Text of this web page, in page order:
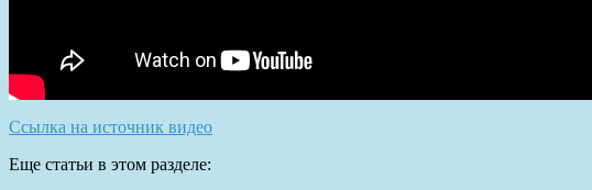
Ссылка на источник видео
Еще статьи в этом разделе: